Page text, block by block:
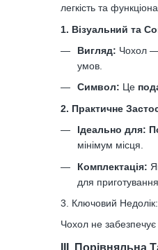
легкість та
1. Візуальний та
Вигляд: Чохол
умов.
Символ: Це
2. Практичне
Ідеально для:
мінімум місця.
Комплектація:
для приготування
3. Ключовий Недолік:
Чохол не забезпечує